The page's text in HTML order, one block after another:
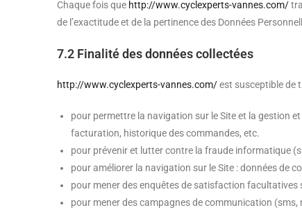
Chaque fois que http://www.cyclexperts-vannes.com/
de l’exactitude et de la pertinence des Données
7.2 Finalité des données collectées
http://www.cyclexperts-vannes.com/est susceptible de
pour permettre la navigation sur le Site et la gestion
facturation, historique des commandes, etc.
pour prévenir et lutter contre la fraude informatique
pour améliorer la navigation sur le Site : données de
pour mener des enquêtes de satisfaction facultatives
pour mener des campagnes de communication (sms,